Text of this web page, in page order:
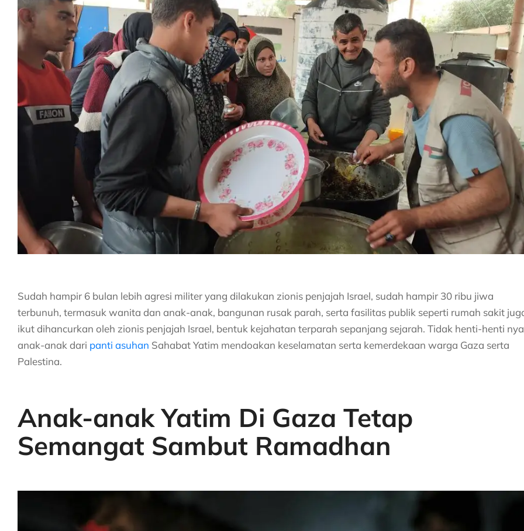
Sudah hampir 6 bulan lebih agresi militer yang dilakukan zionis penjajah Israel, sudah hampir 30 ribu jiwa
terbunuh, termasuk wanita dan anak-anak, bangunan rusak parah, serta fasilitas publik seperti rumah sakit
ikut dihancurkan oleh zionis penjajah Israel, bentuk kejahatan terparah sepanjang sejarah. Tidak henti-henti nya
anak-anak dari panti asuhan Sahabat Yatim mendoakan keselamatan serta kemerdekaan warga Gaza serta
Palestina.
Anak-anak Yatim Di Gaza Tetap
Semangat Sambut Ramadhan